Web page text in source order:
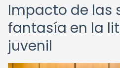
Impacto de las
fantasía en la
juvenil